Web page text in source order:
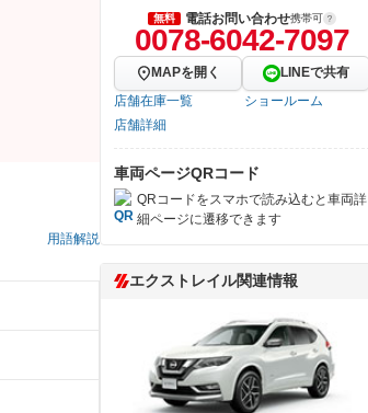
用語解説
無料 電話お問い合わせ携帯可
0078-6042-7097
MAPを開く
LINEで共有
店舗在庫一覧
ショールーム
店舗詳細
車両ページQRコード
QRコードをスマホで読み込むと車両詳
細ページに遷移できます
エクストレイル関連情報